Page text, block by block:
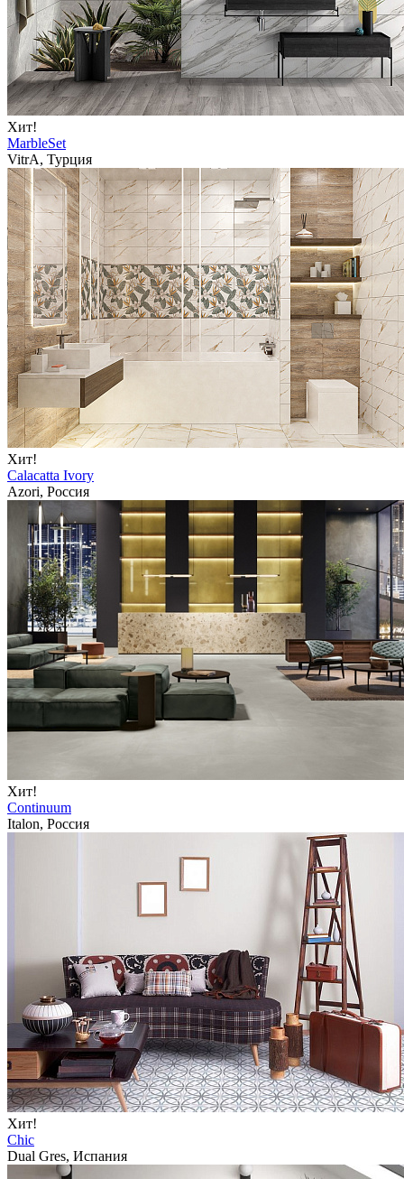
Хит!
MarbleSet
VitrA, Турция
Хит!
Calacatta Ivory
Azori, Россия
Хит!
Continuum
Italon, Россия
Хит!
Chic
Dual Gres, Испания